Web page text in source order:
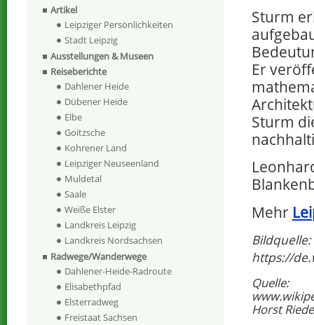
Sturm
Er
Sturm
Mehr
Bildquelle:
https://
Quelle:
Horst
Artikel
Leipziger Persönlichkeiten
Stadt Leipzig
Ausstellungen & Museen
Reiseberichte
Dahlener Heide
Dübener Heide
Elbe
Goitzsche
Kohrener Land
Leipziger Neuseenland
Muldetal
Saale
Weiße Elster
Landkreis Leipzig
Landkreis Nordsachsen
Radwege/Wanderwege
Dahlener-Heide-Radroute
Elisabethpfad
Elsterradweg
Freistaat Sachsen